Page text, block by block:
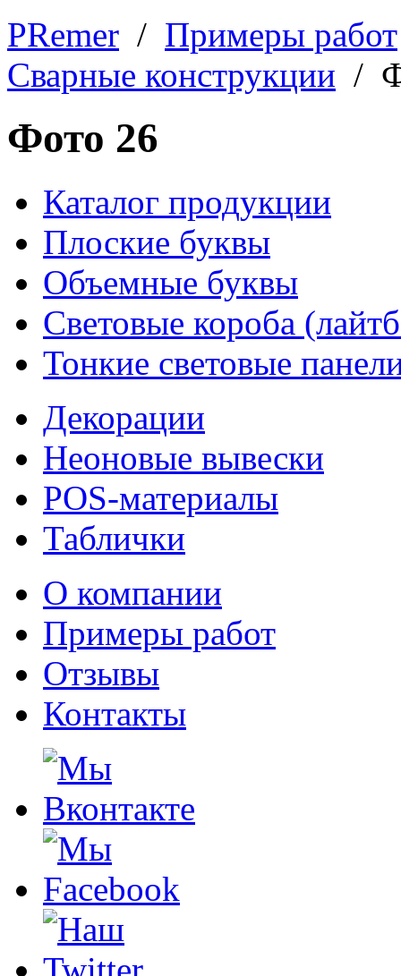
PRemer / Примеры работ
Сварные конструкции /
Фото 26
Каталог продукции
Плоские буквы
Объемные буквы
Световые короба
Тонкие световые
Декорации
Неоновые вывески
POS-материалы
Таблички
О компании
Примеры работ
Отзывы
Контакты